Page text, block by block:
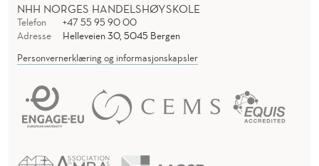
NHH NORGES HANDELSHØYSKOLE
Telefon
+47 55 95 90 00
Adresse
Helleveien 30, 5045 Bergen
Personvernerklæring og informasjonskapsler